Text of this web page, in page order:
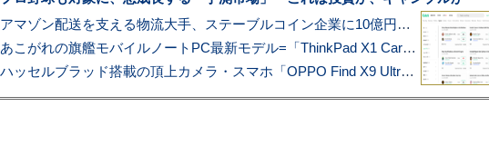
アマゾン配送を支える物流大手、ステーブルコイン企業に10億円投資のワケ
あこがれの旗艦モバイルノートPC最新モデル=「ThinkPad X1 Carbon Gen 14 Aura Edition」実機レビュー
ハッセルブラッド搭載の頂上カメラ・スマホ「OPPO Find X9 Ultra」実写レビュー=プロが本気で徹底撮影しました!!